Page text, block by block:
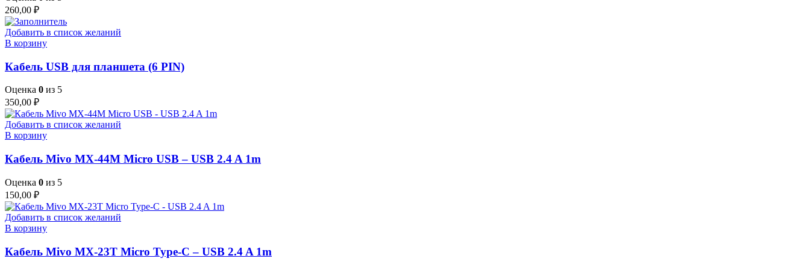
260,00 ₽
Добавить в список желаний
В корзину
Кабель USB для планшета (6 PIN)
Оценка 0 из 5
350,00 ₽
Добавить в список желаний
В корзину
Кабель Mivo MX-44M Micro USB – USB 2.4 A 1m
Оценка 0 из 5
150,00 ₽
Добавить в список желаний
В корзину
Кабель Mivo MX-23T Micro Type-C – USB 2.4 A 1m